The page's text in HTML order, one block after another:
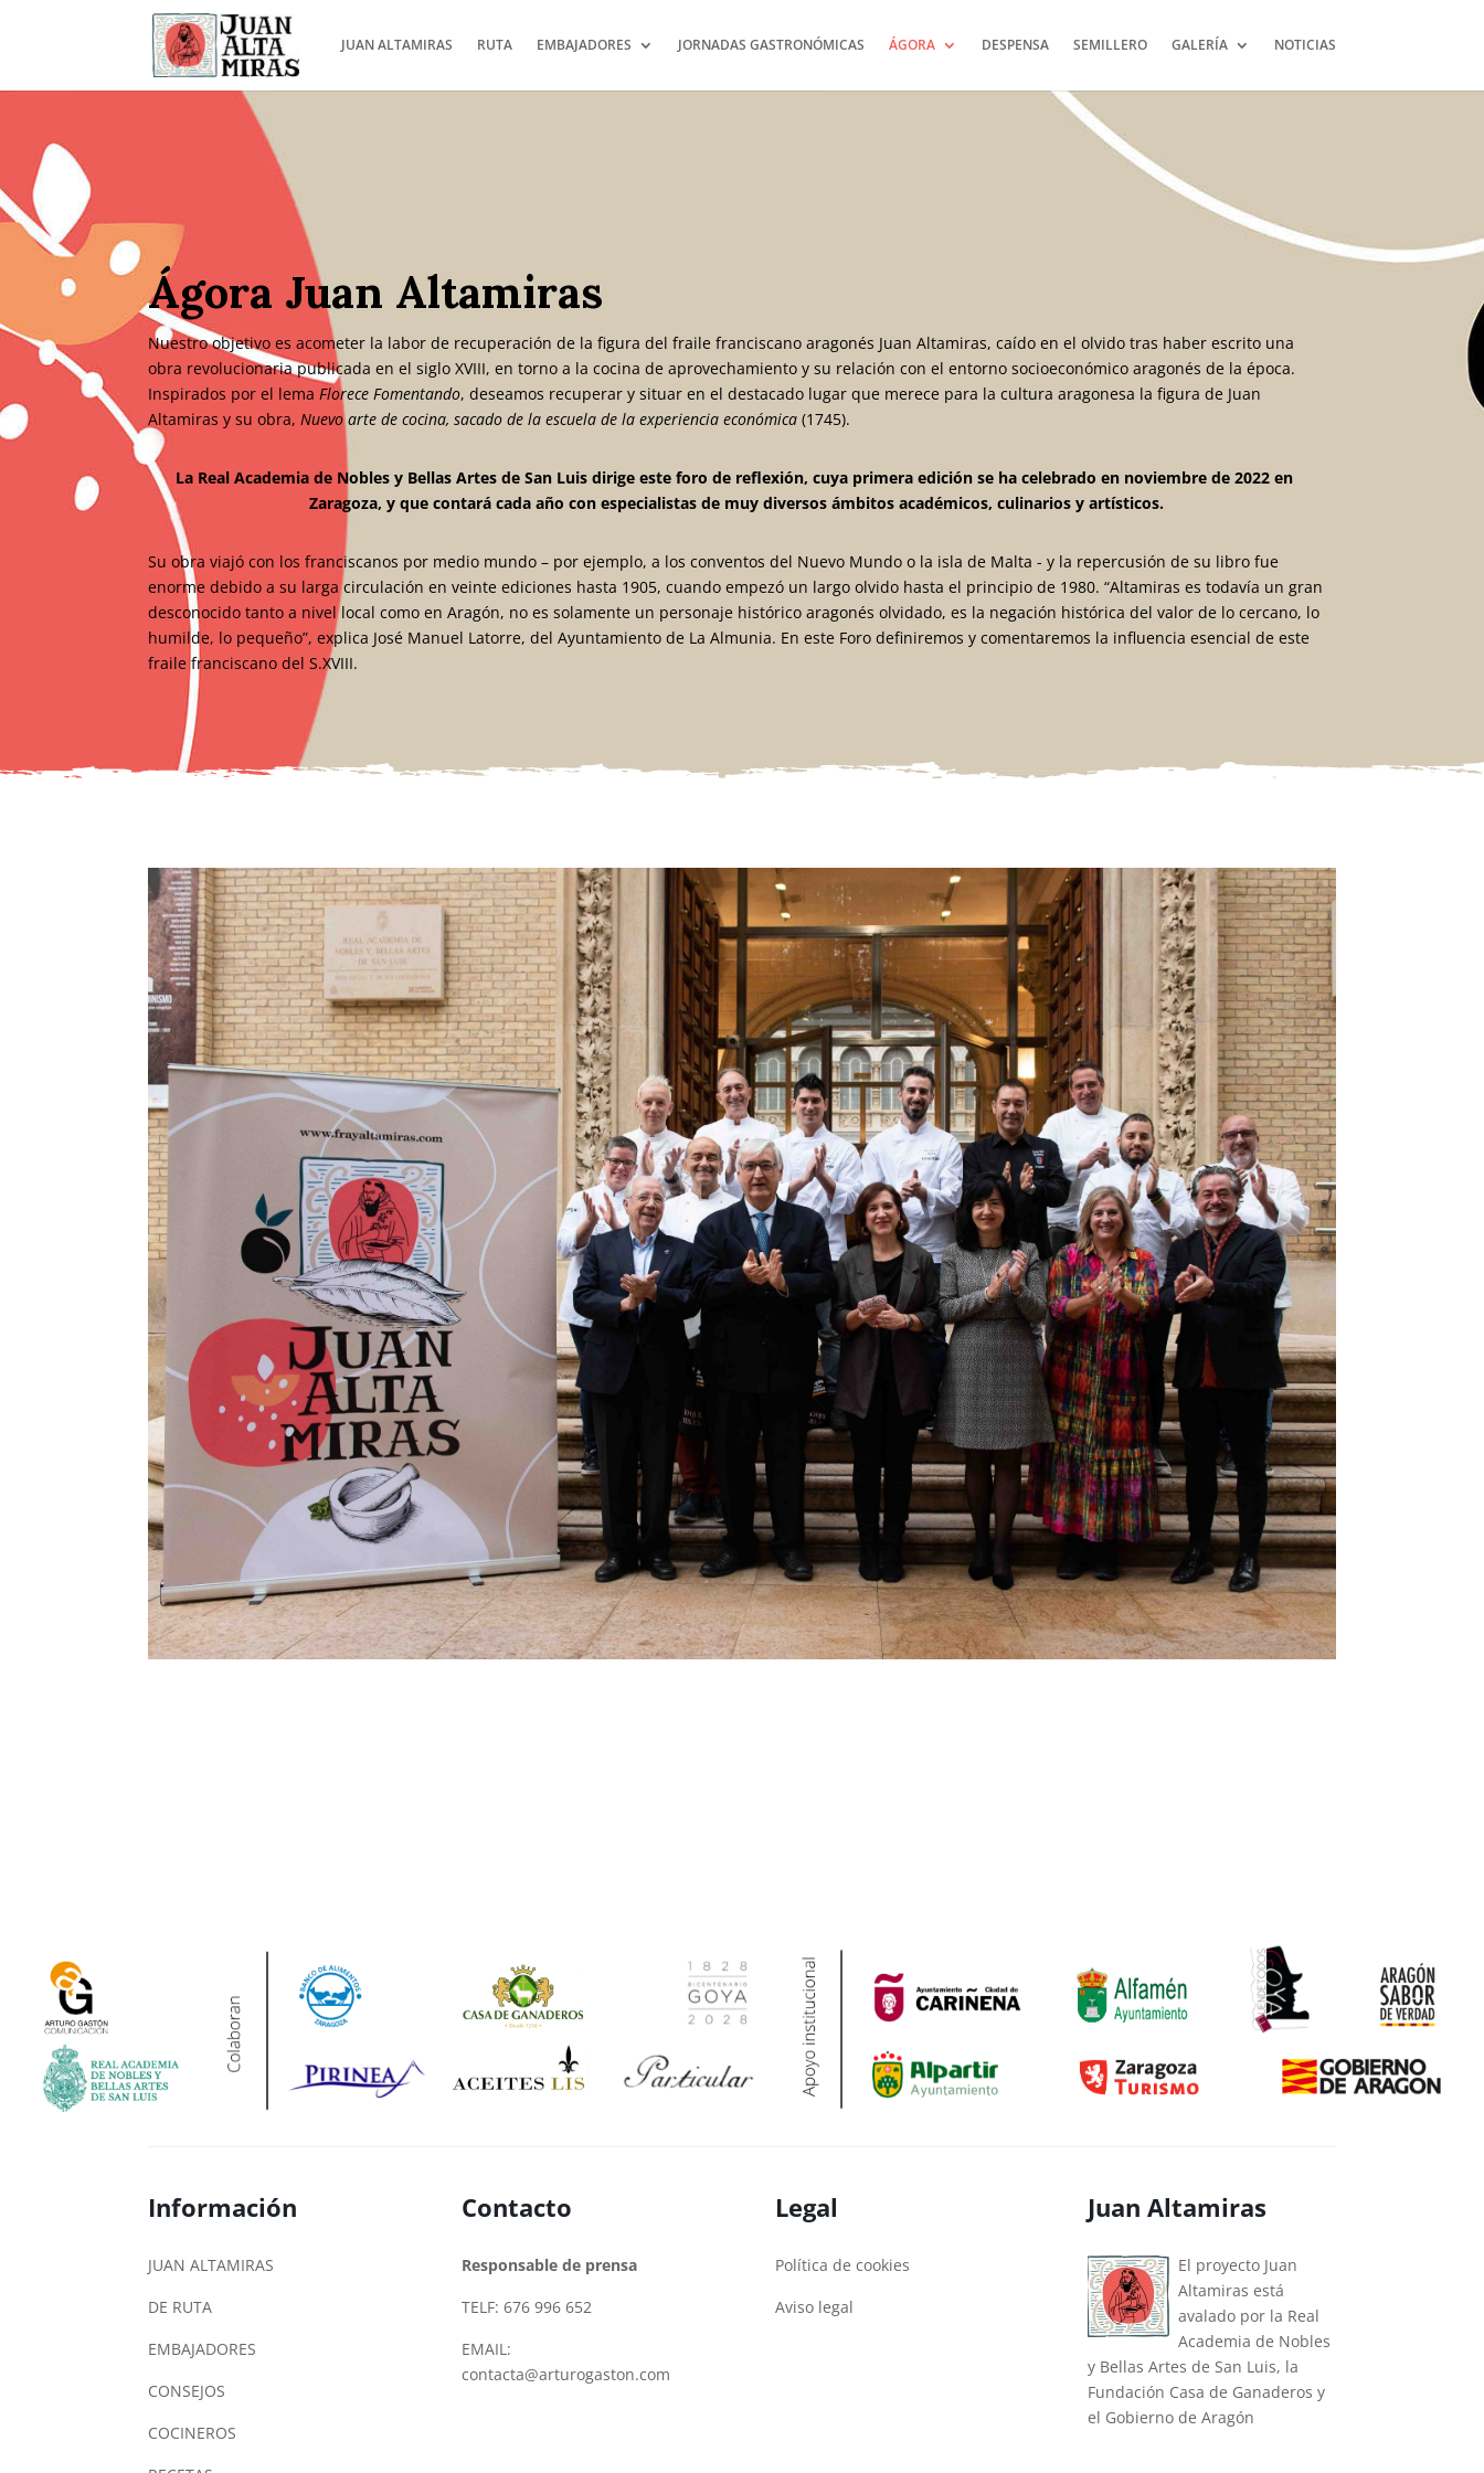
JUAN ALTAMIRAS RUTA EMBAJADORES JORNADAS GASTRONÓMICAS ÁGORA DESPENSA SEMILLERO GALERÍA NOTICIAS
Ágora Juan Altamiras
Nuestro objetivo es acometer la labor de recuperación de la figura del fraile franciscano aragonés Juan Altamiras, caído en el olvido tras haber escrito una
obra revolucionaria publicada en el siglo XVIII, en torno a la cocina de aprovechamiento y su relación con el entorno socioeconómico aragonés de la época.
Inspirados por el lemaFlorece Fomentando, deseamos recuperar y situar en el destacado lugar que merece para la cultura aragonesa la figura de Juan
Altamiras y su obra,Nuevo arte de cocina, sacado de la escuela de la experiencia económica (1745).
La Real Academia de Nobles y Bellas Artes de San Luis dirige este foro de reflexión, cuya primera edición se ha celebrado en noviembre de 2022 en
Zaragoza, y que contará cada año con especialistas de muy diversos ámbitos académicos, culinarios y artísticos.
Su obra viajó con los franciscanos por medio mundo – por ejemplo, a los conventos del Nuevo Mundo o la isla de Malta - y la repercusión de su libro fue
enorme debido a su larga circulación en veinte ediciones hasta 1905, cuando empezó un largo olvido hasta el principio de 1980. “Altamiras es todavía un gran
desconocido tanto a nivel local como en Aragón, no es solamente un personaje histórico aragonés olvidado, es la negación histórica del valor de lo cercano, lo
humilde, lo pequeño”, explica José Manuel Latorre, del Ayuntamiento de La Almunia. En este Foro definiremos y comentaremos la influencia esencial de este
fraile franciscano del S.XVIII.
Información
JUAN ALTAMIRAS
DE RUTA
EMBAJADORES
CONSEJOS
COCINEROS
Contacto
Responsable de prensa
TELF: 676 996 652
EMAIL:
contacta@arturogaston.com
Legal
Política de cookies
Aviso legal
Juan Altamiras
El proyecto Juan
Altamiras está
avalado por la Real
Academia de Nobles
y Bellas Artes de San Luis, la
Fundación Casa de Ganaderos y
el Gobierno de Aragón